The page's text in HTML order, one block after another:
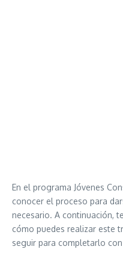
En el programa Jóvenes
conocer el proceso para
necesario. A continuación,
cómo puedes realizar este
seguir para completarlo